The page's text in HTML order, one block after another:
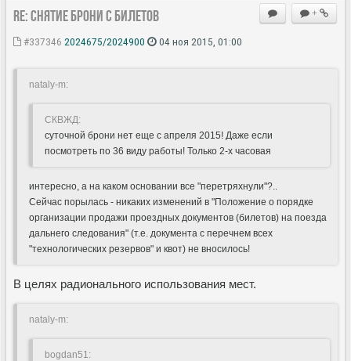
+
Re: Снятие брони с билетов
#337346 2024675/2024900 04 ноя 2015, 01:00
nataly-m:
СКВЖД:
суточной брони нет еще с апреля 2015! Даже если
посмотреть по 36 виду работы! Только 2-х часовая
интересно, а на каком основании все "перетряхнули"?..
Сейчас порылась - никаких изменений в "Положение о порядке
организации продажи проездных документов (билетов) на поезда
дальнего следования" (т.е. документа с перечнем всех
"технологических резервов" и квот) не вносилось!
В целях радионального использования мест.
nataly-m:
bogdan51: